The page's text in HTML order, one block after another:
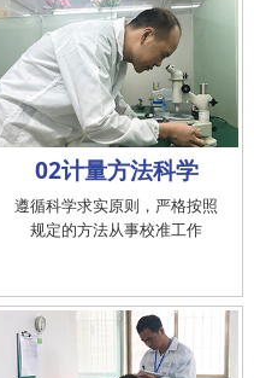
02计量方法科学
遵循科学求实原则，严格按照
规定的方法从事校准工作